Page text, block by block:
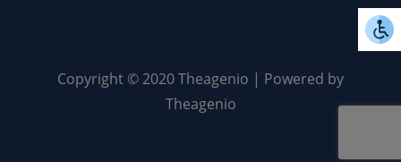
Copyright © 2020 Theagenio | Powered by
Theagenio